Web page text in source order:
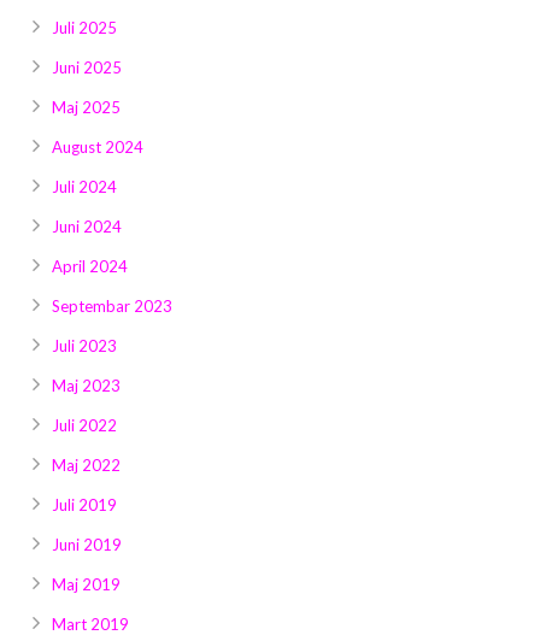
Juli 2025
Juni 2025
Maj 2025
August 2024
Juli 2024
Juni 2024
April 2024
Septembar 2023
Juli 2023
Maj 2023
Juli 2022
Maj 2022
Juli 2019
Juni 2019
Maj 2019
Mart 2019